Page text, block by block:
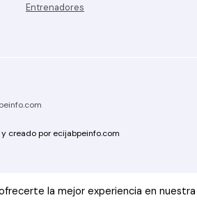
Entrenadores
creado por ecijabpeinfo.com
la mejor experiencia en nuestra